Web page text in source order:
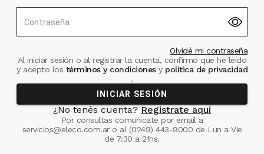
Contraseña
Olvidé mi contraseña
Al iniciar sesión o al registrar la cuenta, confirmo que he leído
y acepto los términos y condiciones ypolítica de privacidad
.
INICIAR SESIÓN
¿No tenés cuenta? Registrate aquí
Por consultas comunicate por email a
servicios@eleco.com.aro al (0249) 443-9000 de Lun a Vie
de 7:30 a 21hs.